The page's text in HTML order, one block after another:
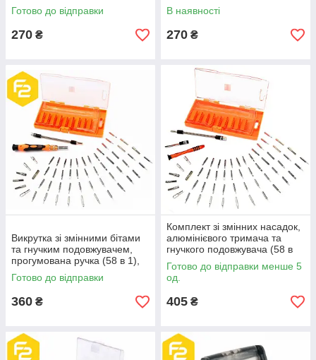
Готово до відправки
270 ₴
В наявності
270 ₴
Викрутка зі змінними бітами
та гнучким подовжувачем,
прогумована ручка (58 в 1),
JM-8125 Jakemy
Готово до відправки
360 ₴
Комплект зі змінних насадок,
алюмінієвого тримача та
гнучкого подовжувача (58 в
1), JM-8126
Готово до відправки менше 5
од.
405 ₴